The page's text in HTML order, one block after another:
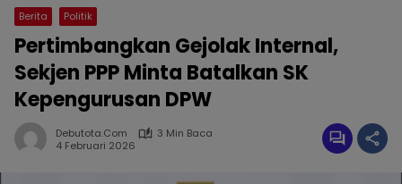
Berita Politik
Pertimbangkan Gejolak Internal,
Sekjen PPP Minta Batalkan SK
Kepengurusan DPW
Debutota.com
3 Min Baca
4 Februari 2026